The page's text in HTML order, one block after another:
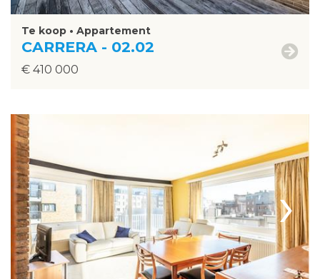
Te koop • Appartement
CARRERA - 02.02
€ 410 000
›